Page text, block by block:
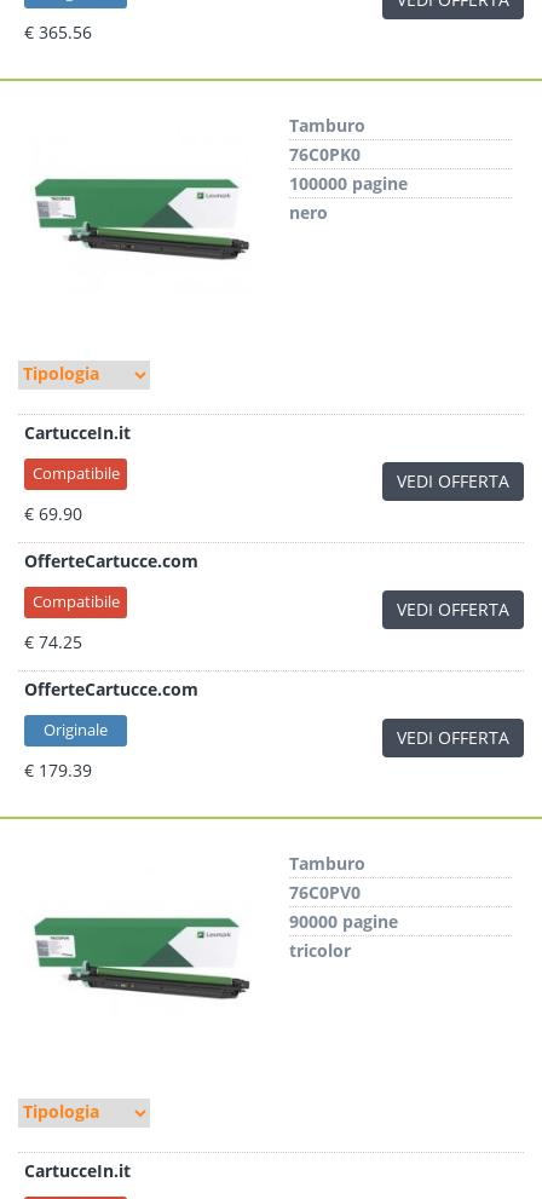
€ 365.56
Tamburo
76C0PK0
100000 pagine
nero
CartucceIn.it
Compatibile
€ 69.90
VEDI OFFERTA
OfferteCartucce.com
Compatibile
€ 74.25
VEDI OFFERTA
OfferteCartucce.com
Originale
€ 179.39
VEDI OFFERTA
Tamburo
76C0PV0
90000 pagine
tricolor
CartucceIn.it